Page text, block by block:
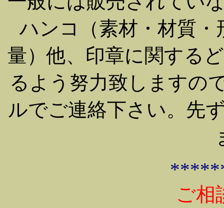
ハンコ（素材・材質
量）他、印章に関する
るよう努力致しますの
ルでご連絡下さい。先
ご相